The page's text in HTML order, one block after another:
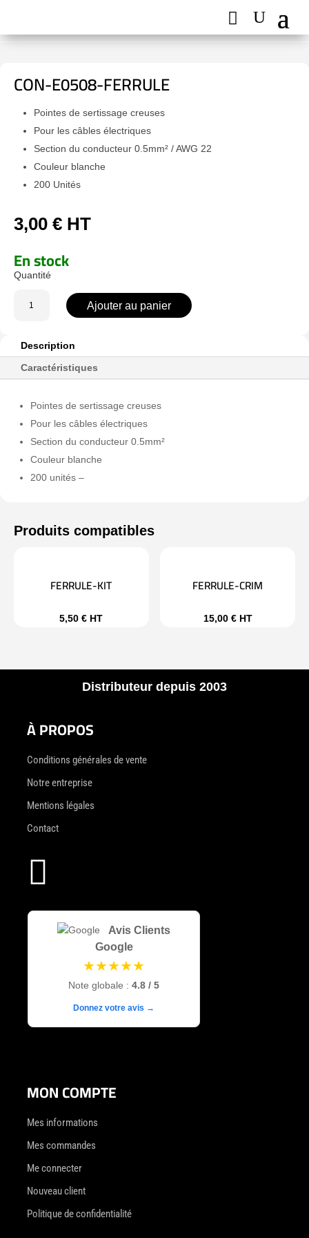
CON-E0508-FERRULE
Pointes de sertissage creuses
Pour les câbles électriques
Section du conducteur 0.5mm² / AWG 22
Couleur blanche
200 Unités
3,00 € HT
En stock
E0508-
FERRULE
Ajouter au panier
Description
Caractéristiques
Pointes de sertissage creuses
Pour les câbles électriques
Section du conducteur 0.5mm²
Couleur blanche
200 unités –
FERRULE-KIT
5,50€ HT
FERRULE-CRIM
15,00 € HT
Distributeur depuis 2003
À PROPOS
Conditions générales de vente
Notre entreprise
Mentions légales
Contact

Avis Clients
Google
★★★★★
Note globale : 4.8 / 5
Donnez votre avis →
MON COMPTE
Mes informations
Mes commandes
Me connecter
Nouveau client
Politique de confidentialité